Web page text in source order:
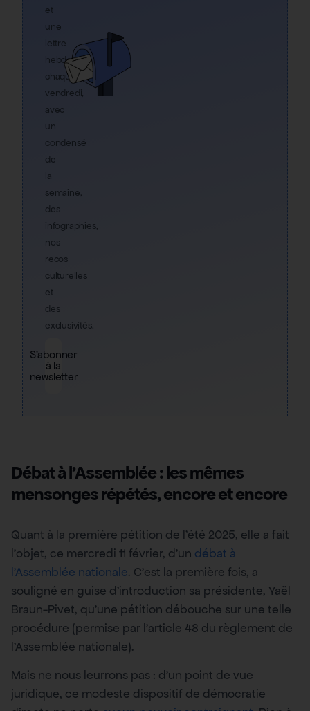
et
une
lettre
hebdo
chaque
vendredi,
avec
un
condensé
de
la
semaine,
des
infographies,
nos
recos
culturelles
et
des
exclusivités.
S'abonner
à la
newsletter
Débat à l’Assemblée : les mêmes
mensonges répétés, encore et encore
Quant à la première pétition de l’été 2025, elle a fait
l’objet, ce mercredi 11 février, d’un débat à
l’Assemblée nationale. C’est la première fois, a
souligné en guise d’introduction sa présidente, Yaël
Braun-Pivet, qu’une pétition débouche sur une telle
procédure (permise par l’article 48 du règlement de
l’Assemblée nationale).
Mais ne nous leurrons pas : d’un point de vue
juridique, ce modeste dispositif de démocratie